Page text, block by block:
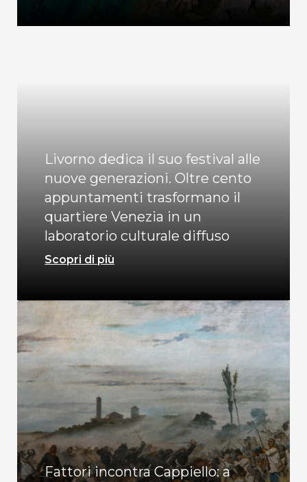
Livorno dedica il suo festival alle
nuove generazioni. Oltre cento
appuntamenti trasformano il
quartiere Venezia in un
laboratorio culturale diffuso
Scopri di più
Fattori incontra Cappiello: a